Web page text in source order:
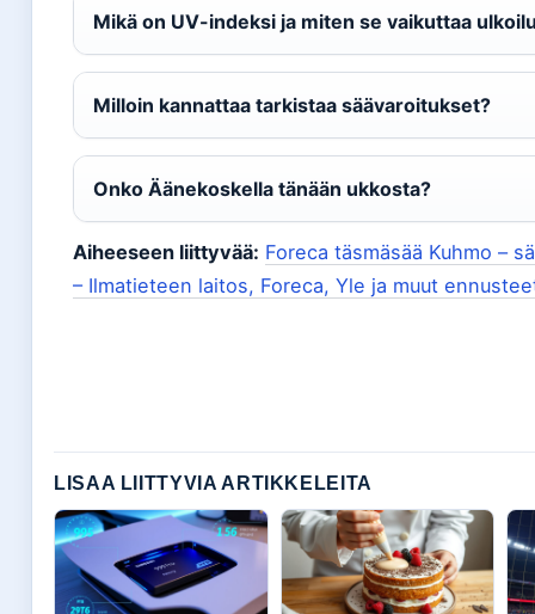
Mikä on UV-indeksi ja miten se vaikuttaa
Milloin kannattaa tarkistaa säävaroitukset?
Onko Äänekoskella tänään ukkosta?
Aiheeseen liittyvää: Foreca täsmäsää Kuhmo –
– Ilmatieteen laitos, Foreca, Yle ja muut
LISAA LIITTYVIA ARTIKKELEITA